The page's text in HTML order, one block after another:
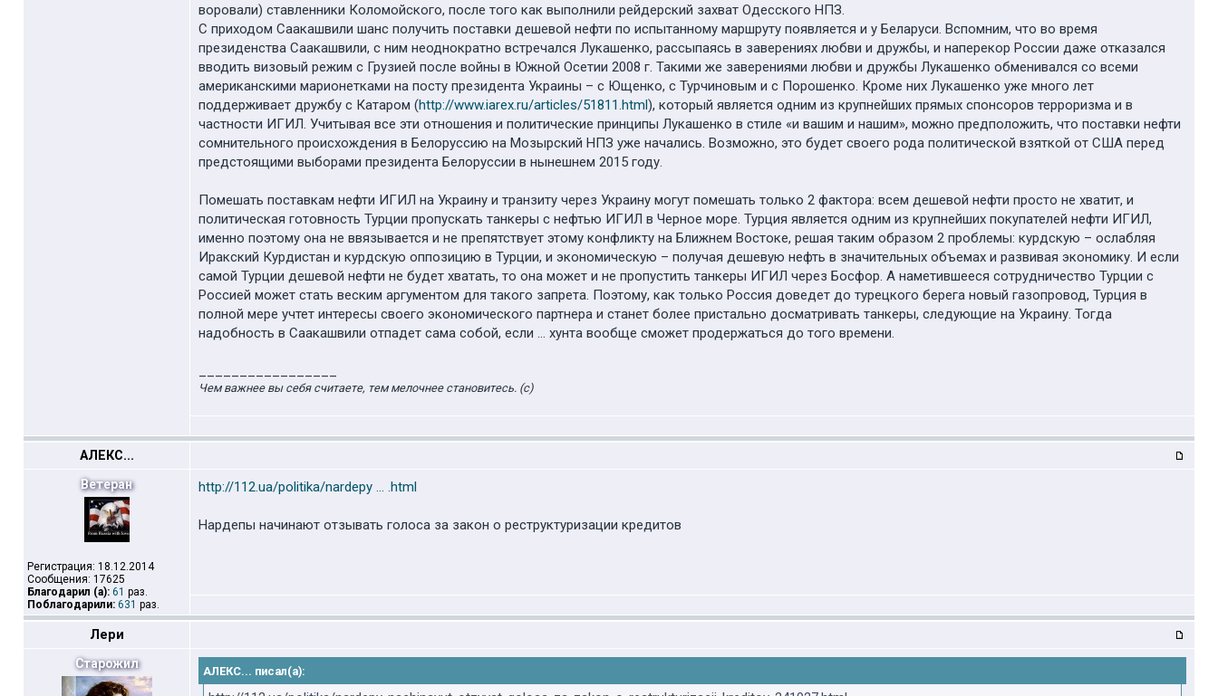
воровали) ставленники Коломойского, после того как выполнили рейдерский захват Одесского НПЗ.
С приходом Саакашвили шанс получить поставки дешевой нефти по испытанному маршруту появляется и у Беларуси. Вспомним, что во время
президенства Саакашвили, с ним неоднократно встречался Лукашенко, рассыпаясь в заверениях любви и дружбы, и наперекор России даже отказался
вводить визовый режим с Грузией после войны в Южной Осетии 2008 г. Такими же заверениями любви и дружбы Лукашенко обменивался со всеми
американскими марионетками на посту президента Украины – с Ющенко, с Турчиновым и с Порошенко. Кроме них Лукашенко уже много лет
поддерживает дружбу с Катаром (http://www.iarex.ru/articles/51811.html), который является одним из крупнейших прямых спонсоров терроризма и в
частности ИГИЛ. Учитывая все эти отношения и политические принципы Лукашенко в стиле «и вашим и нашим», можно предположить, что поставки нефти
сомнительного происхождения в Белоруссию на Мозырский НПЗ уже начались. Возможно, это будет своего рода политической взяткой от США перед
предстоящими выборами президента Белоруссии в нынешнем 2015 году.
Помешать поставкам нефти ИГИЛ на Украину и транзиту через Украину могут помешать только 2 фактора: всем дешевой нефти просто не хватит, и
политическая готовность Турции пропускать танкеры с нефтью ИГИЛ в Черное море. Турция является одним из крупнейших покупателей нефти ИГИЛ,
именно поэтому она не ввязывается и не препятствует этому конфликту на Ближнем Востоке, решая таким образом 2 проблемы: курдскую – ослабляя
Иракский Курдистан и курдскую оппозицию в Турции, и экономическую – получая дешевую нефть в значительных объемах и развивая экономику. И если
самой Турции дешевой нефти не будет хватать, то она может и не пропустить танкеры ИГИЛ через Босфор. А наметившееся сотрудничество Турции с
Россией может стать веским аргументом для такого запрета. Поэтому, как только Россия доведет до турецкого берега новый газопровод, Турция в
полной мере учтет интересы своего экономического партнера и станет более пристально досматривать танкеры, следующие на Украину. Тогда
надобность в Саакашвили отпадет сама собой, если … хунта вообще сможет продержаться до того времени.
Чем важнее вы себя считаете, тем мелочнее становитесь. (с)
АЛЕКС...
Ветеран
Регистрация: 18.12.2014
Сообщения: 17625
Благодарил (а): 61 раз.
Поблагодарили: 631 раз.
http://112.ua/politika/nardepy ... .html
Нардепы начинают отзывать голоса за закон о реструктуризации кредитов
Лери
Старожил
АЛЕКС... писал(а):